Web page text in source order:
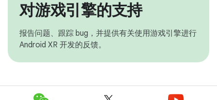
对游戏引擎的支持
报告问题、跟踪 bug，并提供有关使用游戏引擎进行
Android XR 开发的反馈。